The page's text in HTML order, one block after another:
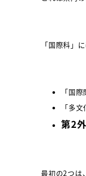
「国際科」
「国
「多
第2
最初の2つは